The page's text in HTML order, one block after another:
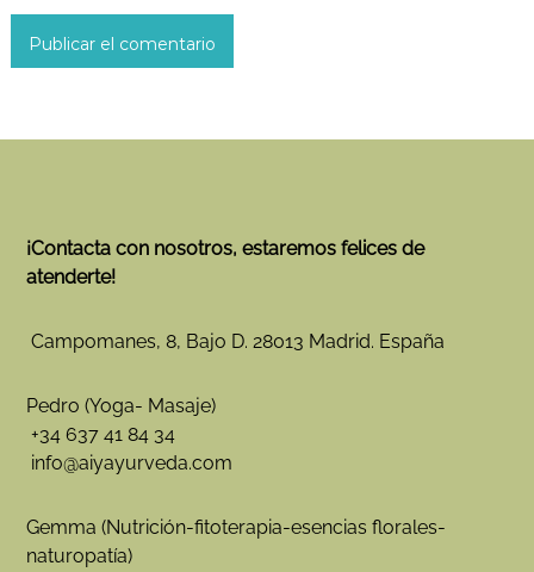
¡Contacta con nosotros, estaremos felices de
atenderte!
Campomanes, 8, Bajo D. 28013 Madrid. España
Pedro (Yoga- Masaje)
+34 637 41 84 34
info@aiyayurveda.com
Gemma (Nutrición-fitoterapia-esencias florales-
naturopatía)